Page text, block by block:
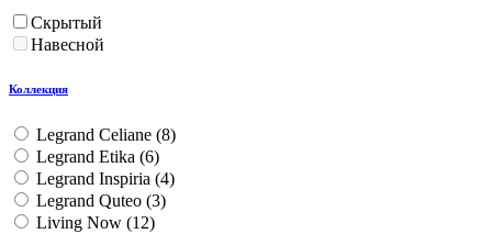
Скрытый
Навесной
Коллекция
Legrand Celiane (8)
Legrand Etika (6)
Legrand Inspiria (4)
Legrand Quteo (3)
Living Now (12)